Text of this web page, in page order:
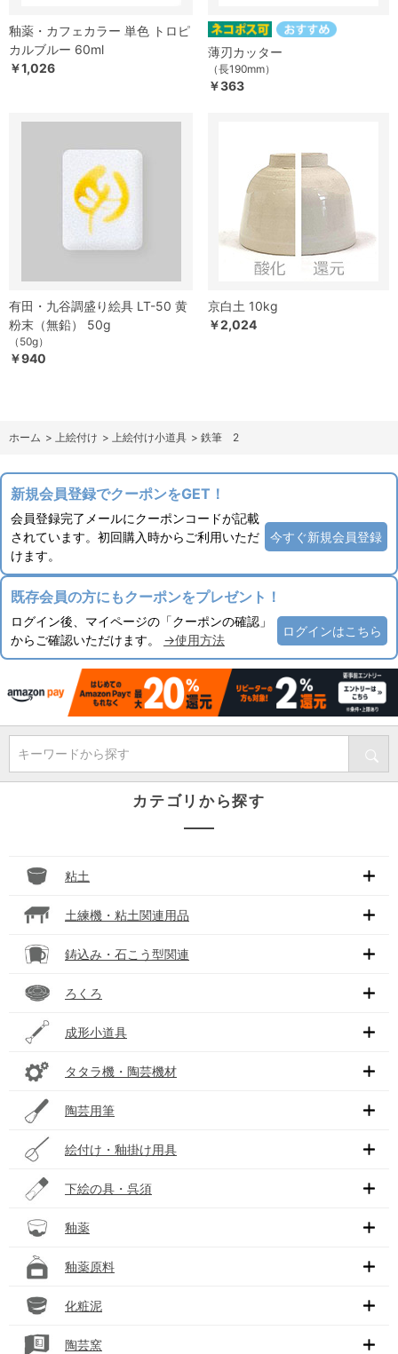
釉薬・カフェカラー 単色 トロピ
カルブルー 60ml
￥1,026
薄刃カッター
（長190mm）
￥363
有田・九谷調盛り絵具 LT-50 黄
粉末（無鉛） 50g
（50g）
￥940
京白土 10kg
￥2,024
ホーム > 上絵付け > 上絵付け小道具 > 鉄筆 2
新規会員登録でクーポンをGET！
会員登録完了メールにクーポンコードが記載
されています。初回購入時からご利用いただ
けます。
今すぐ新規会員登録
既存会員の方にもクーポンをプレゼント！
ログイン後、マイページの「クーポンの確認」
からご確認いただけます。 →使用方法
ログインはこちら
キーワードから探す
カテゴリから探す
粘土
土練機・粘土関連用品
鋳込み・石こう型関連
ろくろ
成形小道具
タタラ機・陶芸機材
陶芸用筆
絵付け・釉掛け用具
下絵の具・呉須
釉薬
釉薬原料
化粧泥
陶芸窯